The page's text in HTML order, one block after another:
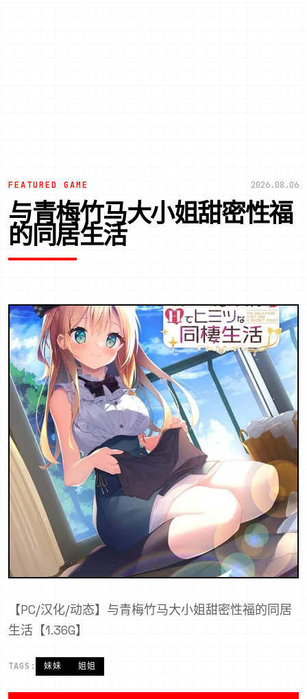
FEATURED GAME 2026.08.06
与青梅竹马大小姐甜密性福
的同居生活
【PC/汉化/动态】与青梅竹马大小姐甜密性福的同居
生活【1.36G】
TAGS: 妹妹 姐姐